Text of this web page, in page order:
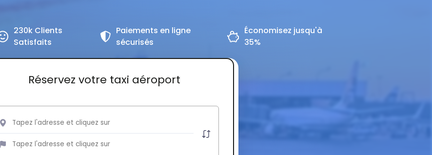
230k Clients
Satisfaits
Paiements en ligne
sécurisés
Économisez jusqu'à
35%
Réservez votre taxi aéroport